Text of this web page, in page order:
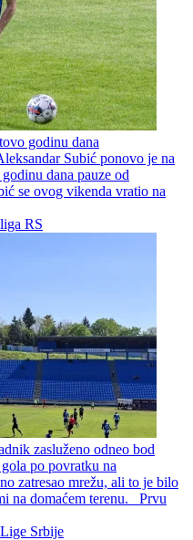
godinu dana
Subić ponovo je na
dana pauze od
se ovog vikenda vratio na
RS
zasluženo odneo bod
po povratku na
zatresao mrežu, ali to je bilo
na domaćem terenu. Prvu
Lige Srbije